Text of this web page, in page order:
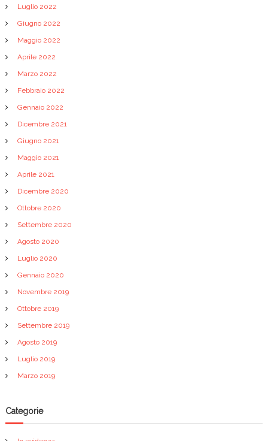
Luglio 2022
Giugno 2022
Maggio 2022
Aprile 2022
Marzo 2022
Febbraio 2022
Gennaio 2022
Dicembre 2021
Giugno 2021
Maggio 2021
Aprile 2021
Dicembre 2020
Ottobre 2020
Settembre 2020
Agosto 2020
Luglio 2020
Gennaio 2020
Novembre 2019
Ottobre 2019
Settembre 2019
Agosto 2019
Luglio 2019
Marzo 2019
Categorie